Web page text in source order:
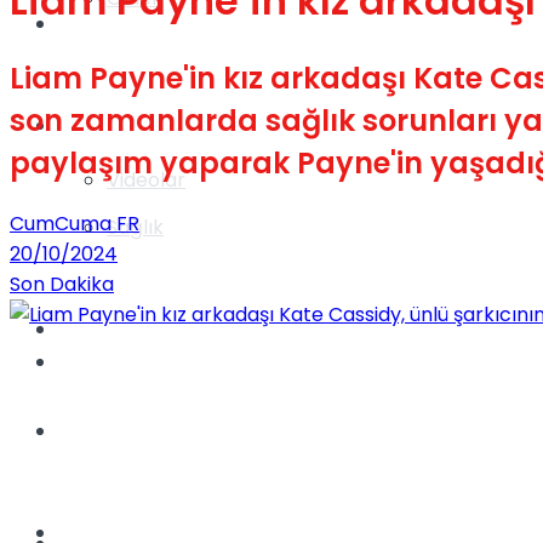
Videolar
Gündem
Yaşam
Sağlık
TV
Liam Payne'in kız arkadaşı Kate
son zamanlarda sağlık sorunları
paylaşım yaparak Payne'in
CumCuma FR
20/10/2024
Son Dakika